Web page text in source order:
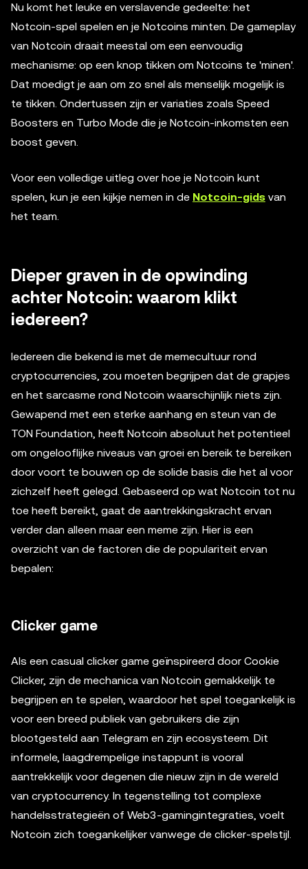
Nu komt het leuke en verslavende gedeelte: het
Notcoin-spel spelen en je Notcoins minten. De gameplay
van Notcoin draait meestal om een ​​eenvoudig
mechanisme: op een knop tikken om Notcoins te 'minen'.
Dat moedigt je aan om zo snel als menselijk mogelijk is
te tikken. Ondertussen zijn er variaties zoals Speed ​​
Boosters en Turbo Mode die je Notcoin-inkomsten een
boost geven.
Voor een volledige uitleg over hoe je Notcoin kunt
spelen, kun je een kijkje nemen in de Notcoin-gids van
het team.
Dieper graven in de opwinding
achter Notcoin: waarom klikt
iedereen?
Iedereen die bekend is met de memecultuur rond
cryptocurrencies, zou moeten begrijpen dat de grapjes
en het sarcasme rond Notcoin waarschijnlijk niets zijn.
Gewapend met een sterke aanhang en steun van de
TON Foundation, heeft Notcoin absoluut het potentieel
om ongelooflijke niveaus van groei en bereik te bereiken
door voort te bouwen op de solide basis die het al voor
zichzelf heeft gelegd. Gebaseerd op wat Notcoin tot nu
toe heeft bereikt, gaat de aantrekkingskracht ervan
verder dan alleen maar een meme zijn. Hier is een
overzicht van de factoren die de populariteit ervan
bepalen:
Clicker game
Als een casual clicker game geïnspireerd door Cookie
Clicker, zijn de mechanica van Notcoin gemakkelijk te
begrijpen en te spelen, waardoor het spel toegankelijk is
voor een breed publiek van gebruikers die zijn
blootgesteld aan Telegram en zijn ecosysteem. Dit
informele, laagdrempelige instappunt is vooral
aantrekkelijk voor degenen die nieuw zijn in de wereld
van cryptocurrency. In tegenstelling tot complexe
handelsstrategieën of Web3-gamingintegraties, voelt
Notcoin zich toegankelijker vanwege de clicker-spelstijl.